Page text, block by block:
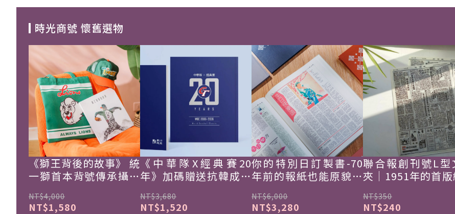
時光商號 懷舊選物
《獅王背後的故事》 統
一獅首本背號傳承攝影
NT$4,000
NT$1,580
《中華隊X經典賽20
年》加碼贈送抗韓成功
NT$3,680
NT$1,520
你的特別日訂製書-70
年前的報紙也能原貌重
NT$6,000
NT$3,280
聯合報創刊號L型
夾｜1951年的首
NT$350
NT$240